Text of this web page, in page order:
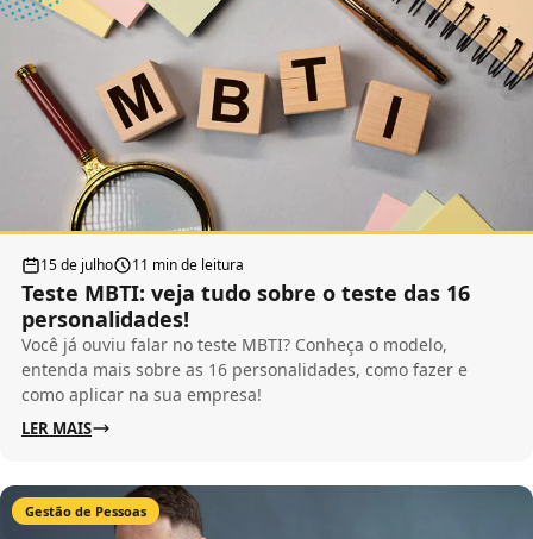
15 de julho 11 min de leitura
Teste MBTI: veja tudo sobre o teste das 16
personalidades!
Você já ouviu falar no teste MBTI? Conheça o modelo,
entenda mais sobre as 16 personalidades, como fazer e
como aplicar na sua empresa!
LER MAIS
Gestão de Pessoas